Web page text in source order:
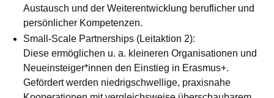
Austausch und der Weiterentwicklung beruflicher und
persönlicher Kompetenzen.
Small-Scale Partnerships (Leitaktion 2):
Diese ermöglichen u. a. kleineren Organisationen und
Neueinsteiger*innen den Einstieg in Erasmus+.
Gefördert werden niedrigschwellige, praxisnahe